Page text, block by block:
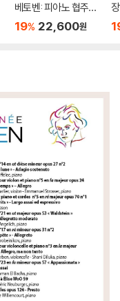
베토벤: 피아노 협주곡
5번, 삼중 협주곡 (Bee
19% 22,600원